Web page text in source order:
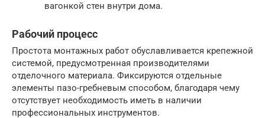
вагонкой стен внутри дома.
Рабочий процесс
Простота монтажных работ обуславливается крепежной
системой, предусмотренная производителями
отделочного материала. Фиксируются отдельные
элементы пазо-гребневым способом, благодаря чему
отсутствует необходимость иметь в наличии
профессиональных инструментов.